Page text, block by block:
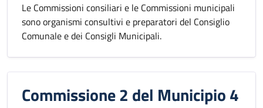
Le Commissioni consiliari e le Commissioni municipali
sono organismi consultivi e preparatori del Consiglio
Comunale e dei Consigli Municipali.
Commissione 2 del Municipio 4